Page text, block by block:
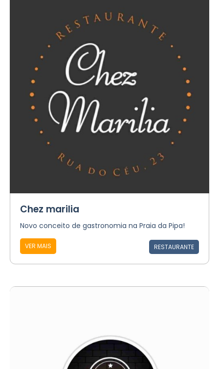
Chez marilia
Novo conceito de gastronomia na Praia da Pipa!
VER MAIS RESTAURANTE